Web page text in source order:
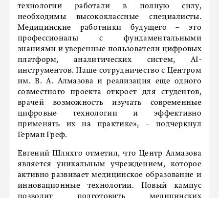
технологии работали в полную силу,
необходимы высококлассные специалисты.
Медицинские работники будущего – это
профессионалы с фундаментальными
знаниями и уверенные пользователи цифровых
платформ, аналитических систем, AI-
инструментов. Наше сотрудничество с Центром
им. В. А. Алмазова и реализация еще одного
совместного проекта откроет для студентов,
врачей возможность изучать современные
цифровые технологии и эффективно
применять их на практике», – подчеркнул
Герман Греф.
Евгений Шляхто отметил, что Центр Алмазова
является уникальным учреждением, которое
активно развивает медицинское образование и
инновационные технологии. Новый кампус